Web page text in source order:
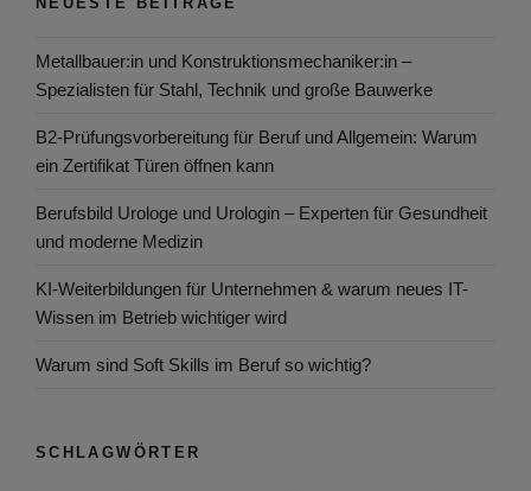
Metallbauer:in und Konstruktionsmechaniker:in –
Spezialisten für Stahl, Technik und große Bauwerke
B2-Prüfungsvorbereitung für Beruf und Allgemein: Warum
ein Zertifikat Türen öffnen kann
Berufsbild Urologe und Urologin – Experten für Gesundheit
und moderne Medizin
KI-Weiterbildungen für Unternehmen & warum neues IT-
Wissen im Betrieb wichtiger wird
Warum sind Soft Skills im Beruf so wichtig?
SCHLAGWÖRTER